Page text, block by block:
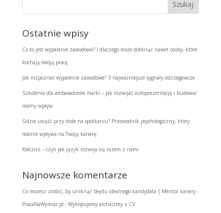
Ostatnie wpisy
Co to jest wypalenie zawodowe? I dlaczego może dotknąć nawet osoby, które
kochają swoją pracę
Jak rozpoznać wypalenie zawodowe? 3 najważniejsze sygnały ostrzegawcze
Szkolenia dla ambasadorów marki – jak rozwijać autoprezentację i budować
realny wpływ
Gdzie usiąść przy stole na spotkaniu? Przewodnik psychologiczny, który
realnie wpływa na Twoją karierę
Kołczini – czyli jak język rozwija się razem z nami
Najnowsze komentarze
Co możesz zrobić, by uniknąć błędu idealnego kandydata | Mentor kariery -
PracaNaWymiar.pl - Wykopujemy archaizmy z CV